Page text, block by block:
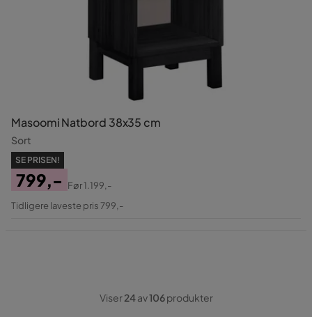
Masoomi Natbord 38x35 cm
Sort
SE PRISEN!
Pris
799,-
Original
Før1.199,-
Tidligere laveste pris 799,-
Viser24av106produkter